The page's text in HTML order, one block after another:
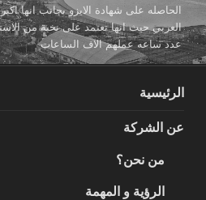
الحاصله على شهادة الايزو بجانب انها
العربي حيث انها تعتمد على نخبة من
عدد ساعه عملهم الاف الساعات
الرئيسية
عن الشركة
من نحن؟
الرؤية و المهمة